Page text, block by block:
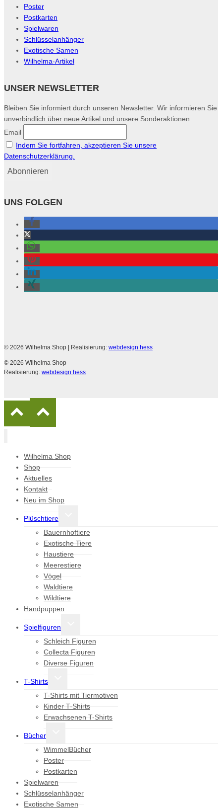
Poster
Postkarten
Spielwaren
Schlüsselanhänger
Exotische Samen
Wilhelma-Artikel
UNSER NEWSLETTER
Bleiben Sie informiert durch unseren Newsletter. Wir informieren Sie
unverbindlich über neue Artikel und unsere Sonderaktionen.
Email
Indem Sie fortfahren, akzeptieren Sie unsere
Datenschutzerklärung.
UNS FOLGEN
© 2026 Wilhelma Shop | Realisierung: webdesign hess
© 2026 Wilhelma Shop
Realisierung: webdesign hess
Wilhelma Shop
Shop
Aktuelles
Kontakt
Neu im Shop
Plüschtiere
Bauernhoftiere
Exotische Tiere
Haustiere
Meerestiere
Vögel
Waldtiere
Wildtiere
Handpuppen
Spielfiguren
Schleich Figuren
Collecta Figuren
Diverse Figuren
T-Shirts
T-Shirts mit Tiermotiven
Kinder T-Shirts
Erwachsenen T-Shirts
Bücher
WimmelBücher
Poster
Postkarten
Spielwaren
Schlüsselanhänger
Exotische Samen